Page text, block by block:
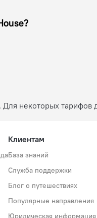
House?
некоторых
Клиентам
База знаний
Служба поддержки
Блог о путешествиях
Популярные направления
Юридическая информация